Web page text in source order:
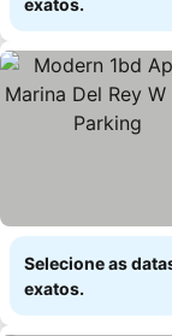
exatos.
Selecione as
exatos.